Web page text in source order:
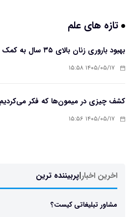
تازه های علم
بهبود باروری زنان بالای ۳۵ سال به کمک «مکمل‌های باکتریایی»
۱۴۰۵/۰۵/۱۷ ۱۵:۵۸
کشف چیزی در میمون‌ها که فکر
۱۴۰۵/۰۵/۱۷ ۱۵:۵۶
اخرین اخبار|پربیننده ترین
مشاور تبلیغاتی کیست؟